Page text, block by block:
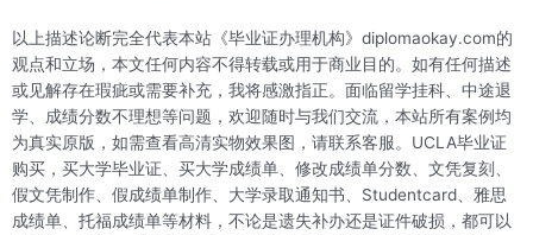
以上描述论断完全代表本站《毕业证办理机构》diplomaokay.com的
观点和立场，本文任何内容不得转载或用于商业目的。如有任何描述
或见解存在瑕疵或需要补充，我将感激指正。面临留学挂科、中途退
学、成绩分数不理想等问题，欢迎随时与我们交流，本站所有案例均
为真实原版，如需查看高清实物效果图，请联系客服。UCLA毕业证
购买，买大学毕业证、买大学成绩单、修改成绩单分数、文凭复刻、
假文凭制作、假成绩单制作、大学录取通知书、Studentcard、雅思
成绩单、托福成绩单等材料，不论是遗失补办还是证件破损，都可以